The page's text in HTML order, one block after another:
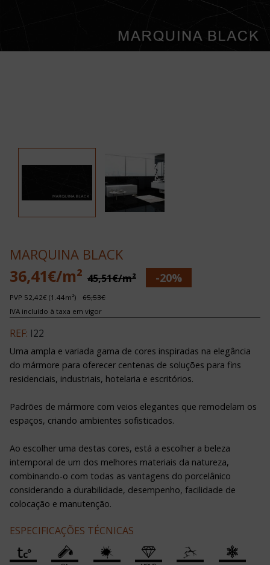
MARQUINA BLACK
36,41€/m² 45,51€/m² -20%
PVP 52,42€ (1.44m²)
65,53€
IVA incluído à taxa em vigor
REF: I22
Uma ampla e variada gama de cores inspiradas na elegância
do mármore para oferecer centenas de soluções para fins
residenciais, industriais, hotelaria e escritórios.
Padrões de mármore com veios elegantes que remodelam os
espaços, criando ambientes sofisticados.
Ao escolher uma destas cores, está a escolher a beleza
intemporal de um dos melhores materiais da natureza,
combinando-o com todas as vantagens do porcelânico
considerando a durabilidade, desempenho, facilidade de
colocação e manutenção.
ESPECIFICAÇÕES TÉCNICAS